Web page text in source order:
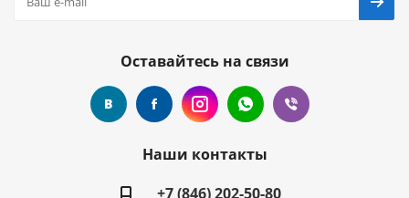
Оставайтесь на связи
Наши контакты
+7 (846) 202-50-80